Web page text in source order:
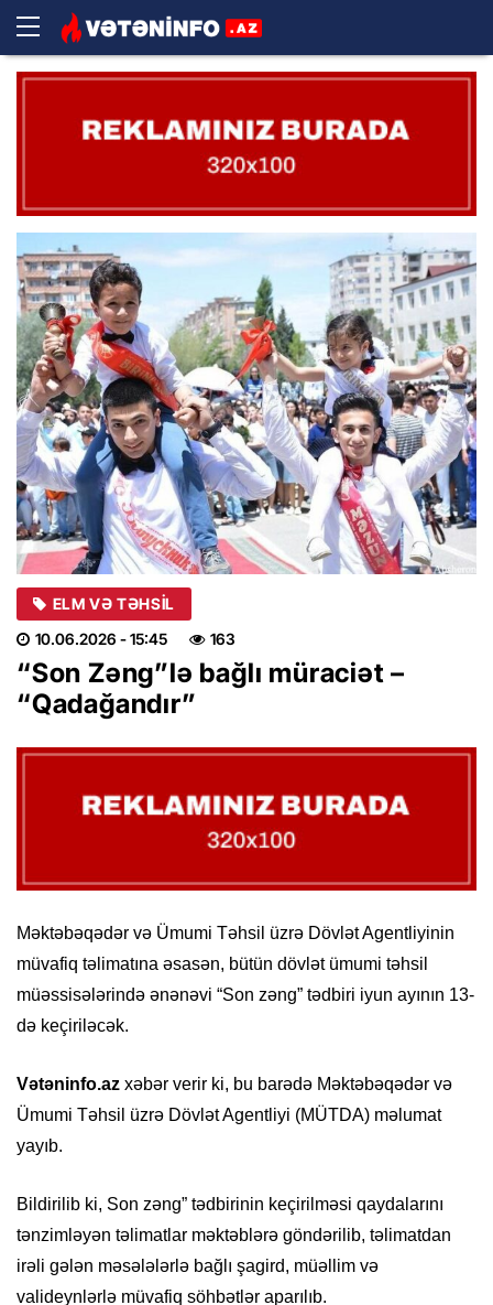
ELM VƏ TƏHSIL
10.06.2026 - 15:45 163
“Son Zəng”lə bağlı müraciət –
“Qadağandır”
Məktəbəqədər və Ümumi Təhsil üzrə Dövlət Agentliyinin
müvafiq təlimatına əsasən, bütün dövlət ümumi təhsil
müəssisələrində ənənəvi “Son zəng” tədbiri iyun ayının 13-
də keçiriləcək.
Vətəninfo.az xəbər verir ki, bu barədə Məktəbəqədər və
Ümumi Təhsil üzrə Dövlət Agentliyi (MÜTDA) məlumat
yayıb.
Bildirilib ki, Son zəng” tədbirinin keçirilməsi qaydalarını
tənzimləyən təlimatlar məktəblərə göndərilib, təlimatdan
irəli gələn məsələlərlə bağlı şagird, müəllim və
valideynlərlə müvafiq söhbətlər aparılıb.